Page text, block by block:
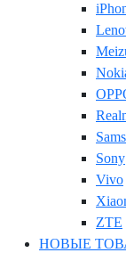
Sony
Vivo
ZTE
НОВЫЕ